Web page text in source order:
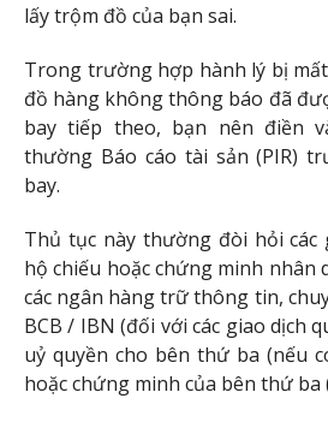
lấy trộm đồ của bạn sai.
Trong trường hợp hành lý bị
đồ hàng không thông báo đã
bay tiếp theo, bạn nên điền
thường Báo cáo tài sản (PIR)
bay.
Thủ tục này thường đòi hỏi các
hộ chiếu hoặc chứng minh nhân
các ngân hàng trữ thông tin,
BCB / IBN (đối với các giao dịch
uỷ quyền cho bên thứ ba (nếu
hoặc chứng minh của bên thứ ba